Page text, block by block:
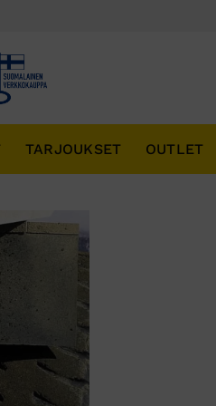
TARJOUKSET OUTLET